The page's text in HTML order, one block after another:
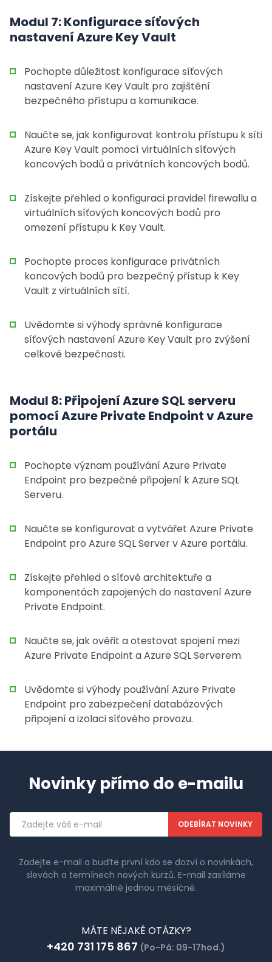
Modul 7: Konfigurace síťových
nastavení Azure Key Vault
Pochopte důležitost konfigurace síťových
nastavení Azure Key Vault pro zajištění
bezpečného přístupu a komunikace.
Naučte se, jak konfigurovat kontrolu přístupu k síti
Azure Key Vault pomocí virtuálních síťových
koncových bodů a privátních koncových bodů.
Získejte přehled o konfiguraci pravidel firewallu a
virtuálních síťových koncových bodů pro
omezení přístupu k Key Vault.
Pochopte proces konfigurace privátních
koncových bodů pro bezpečný přístup k Key
Vault z virtuálních sítí.
Uvědomte si výhody správné konfigurace
síťových nastavení Azure Key Vault pro zvýšení
celkové bezpečnosti.
Modul 8: Připojení Azure SQL serveru
pomocí Azure Private Endpoint v Azure
portálu
Pochopte význam používání Azure Private
Endpoint pro bezpečné připojení k Azure SQL
Serveru.
Naučte se konfigurovat a vytvářet Azure Private
Endpoint pro Azure SQL Server v Azure portálu.
Získejte přehled o síťové architektuře a
komponentách zapojených do nastavení Azure
Private Endpoint.
Naučte se, jak ověřit a otestovat spojení mezi
Azure Private Endpoint a Azure SQL Serverem.
Uvědomte si výhody používání Azure Private
Endpoint pro zabezpečení databázových
připojení a izolaci síťového provozu.
Novinky přímo do e-mailu
Emailová
adresa
Zadejte e-mail a buďte první kdo se dozví o novinkách,
slevách a termínech nových kurzů. E-mail zasíláme
maximálně jednou měsíčně.
MÁTE NĚJAKÉ OTÁZKY?
+420 731 175 867 (Po-Pá: 09-17hod.)